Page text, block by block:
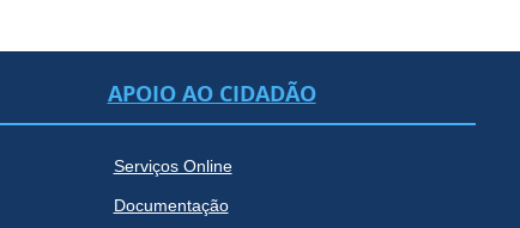
APOIO AO CIDADÃO
Serviços Online
Documentação